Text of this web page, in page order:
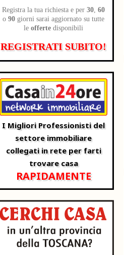
Registra la tua richiesta e per 30, 60
o 90 giorni sarai aggiornato su tutte
le offerte disponibili
REGISTRATI SUBITO!
I Migliori Professionisti del
settore immobiliare
collegati in rete per farti
trovare casa
RAPIDAMENTE